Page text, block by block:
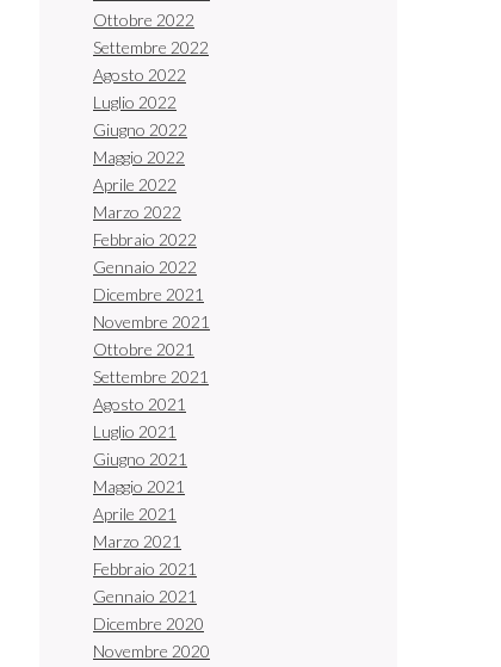
Ottobre 2022
Settembre 2022
Agosto 2022
Luglio 2022
Giugno 2022
Maggio 2022
Aprile 2022
Marzo 2022
Febbraio 2022
Gennaio 2022
Dicembre 2021
Novembre 2021
Ottobre 2021
Settembre 2021
Agosto 2021
Luglio 2021
Giugno 2021
Maggio 2021
Aprile 2021
Marzo 2021
Febbraio 2021
Gennaio 2021
Dicembre 2020
Novembre 2020